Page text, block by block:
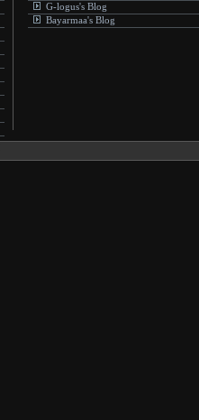
G-logus's Blog
Bayarmaa's Blog